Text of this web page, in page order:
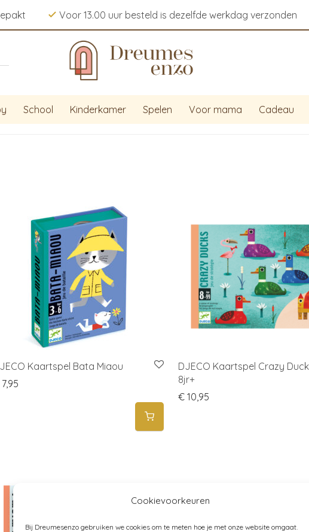
Cookievoorkeuren
Bij Dreumesenzo gebruiken we cookies om te meten hoe je met onze website omgaat.
Voor 13.00 uur besteld is dezelfde werkdag verzonden
School Kinderkamer Spelen Voor mama Cadeau
Kaartspel Bata Miaou
DJECO Kaartspel Crazy
8jr+
€10,95